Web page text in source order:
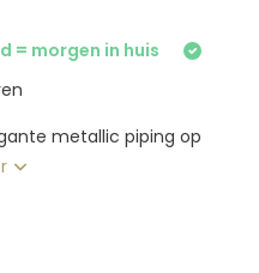
= morgen in huis
metallic piping op